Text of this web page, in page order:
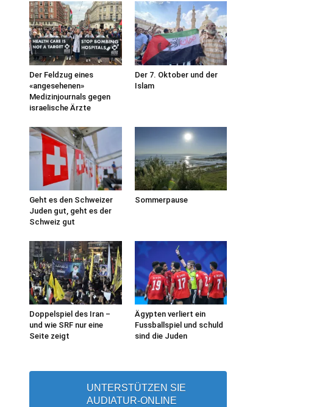
Der Feldzug eines
«angesehenen»
Medizinjournals gegen
israelische Ärzte
Der 7. Oktober und der
Islam
Geht es den Schweizer
Juden gut, geht es der
Schweiz gut
Sommerpause
Doppelspiel des Iran –
und wie SRF nur eine
Seite zeigt
Ägypten verliert ein
Fussballspiel und schuld
sind die Juden
UNTERSTÜTZEN SIE
AUDIATUR-ONLINE